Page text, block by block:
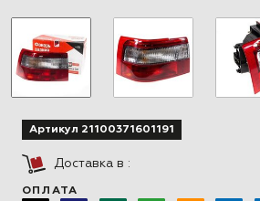
Артикул 21100371601191
Доставка в :
ОПЛАТА